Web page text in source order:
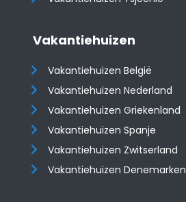
Vakantiehuizen
Vakantiehuizen België
Vakantiehuizen Nederland
Vakantiehuizen Griekenland
Vakantiehuizen Spanje
​​​​​​​Vakantiehuizen Zwitserland
Vakantiehuizen Denemarken